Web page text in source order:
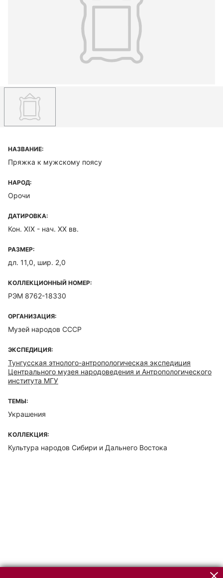
НАЗВАНИЕ:
Пряжка к мужскому поясу
НАРОД:
Орочи
ДАТИРОВКА:
Кон. ХIХ - нач. ХХ вв.
РАЗМЕР:
дл. 11,0, шир. 2,0
КОЛЛЕКЦИОННЫЙ НОМЕР:
РЭМ 8762-18330
ОРГАНИЗАЦИЯ:
Музей народов СССР
ЭКСПЕДИЦИЯ:
Тунгусская этнолого-антропологическая экспедиция
Центрального музея народоведения и Антропологического
института МГУ
ТЕМЫ:
Украшения
КОЛЛЕКЦИЯ:
Культура народов Сибири и Дальнего Востока